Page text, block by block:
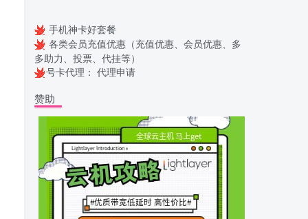
手机神卡好套餐
各类会员充值优惠（充值优惠、会员优惠、多
多助力、投票、代挂等）
号卡代理： 代理申请
赞助